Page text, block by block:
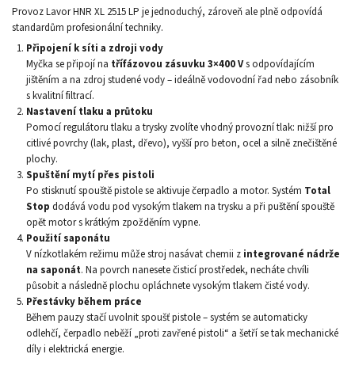
Provoz Lavor HNR XL 2515 LP je jednoduchý, zároveň ale plně odpovídá
standardům profesionální techniky.
Připojení k síti a zdroji vody
Myčka se připojí na třífázovou zásuvku 3×400 Vs odpovídajícím
jištěním a na zdroj studené vody – ideálně vodovodní řad nebo zásobník
s kvalitní filtrací.
Nastavení tlaku a průtoku
Pomocí regulátoru tlaku a trysky zvolíte vhodný provozní tlak: nižší pro
citlivé povrchy (lak, plast, dřevo), vyšší pro beton, ocel a silně znečištěné
plochy.
Spuštění mytí přes pistoli
Po stisknutí spouště pistole se aktivuje čerpadlo a motor. Systém Total
Stop dodává vodu pod vysokým tlakem na trysku a při puštění spouště
opět motor s krátkým zpožděním vypne.
Použití saponátu
V nízkotlakém režimu může stroj nasávat chemii z integrované nádrže
na saponát. Na povrch nanesete čisticí prostředek, necháte chvíli
působit a následně plochu opláchnete vysokým tlakem čisté vody.
Přestávky během práce
Během pauzy stačí uvolnit spoušť pistole – systém se automaticky
odlehčí, čerpadlo neběží „proti zavřené pistoli“ a šetří se tak mechanické
díly i elektrická energie.